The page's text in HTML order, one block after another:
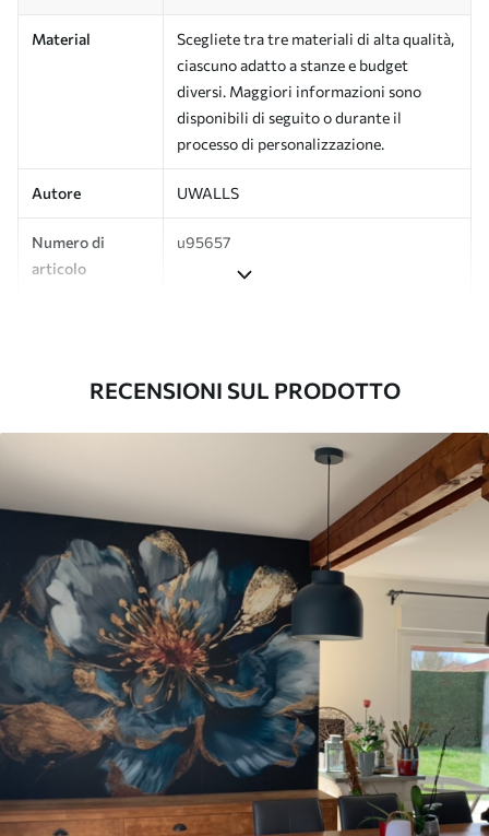
Material
Scegliete tra tre materiali di alta qualità,
ciascuno adatto a stanze e budget
diversi. Maggiori informazioni sono
disponibili di seguito o durante il
processo di personalizzazione.
Autore UWALLS
Numero di
articolo
u95657
laccato e/o un adesivo per carta da
Pulizia
La carta da parati può essere pulita
delicatamente con una spugna morbida.
Le carte da parati con finitura a vernice
possono essere pulite con acqua.
Metodo di
applicazione
Applicazione senza soluzione di
continuità
Materiali disponibili
Standard
RECENSIONI SUL PRODOTTO